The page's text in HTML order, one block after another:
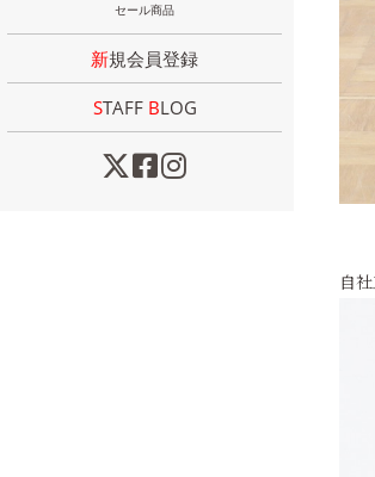
自
セール商品
新規会員登録
STAFF BLOG